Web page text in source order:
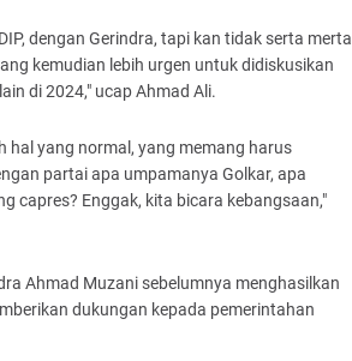
dengan Gerindra, tapi kan tidak serta merta
kemudian lebih urgen untuk didiskusikan
di 2024," ucap Ahmad Ali.
hal yang normal, yang memang harus
partai apa umpamanya Golkar, apa
capres? Enggak, kita bicara kebangsaan,"
Ahmad Muzani sebelumnya menghasilkan
dukungan kepada pemerintahan